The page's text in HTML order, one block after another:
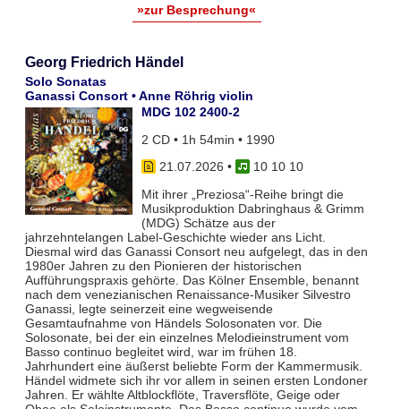
»zur Besprechung«
Georg Friedrich Händel
Solo Sonatas
Ganassi Consort • Anne Röhrig violin
MDG 102 2400-2
2 CD • 1h 54min • 1990
21.07.2026 •
10 10 10
Mit ihrer „Preziosa“-Reihe bringt die
Musikproduktion Dabringhaus & Grimm
(MDG) Schätze aus der
jahrzehntelangen Label-Geschichte wieder ans Licht.
Diesmal wird das Ganassi Consort neu aufgelegt, das in den
1980er Jahren zu den Pionieren der historischen
Aufführungspraxis gehörte. Das Kölner Ensemble, benannt
nach dem venezianischen Renaissance-Musiker Silvestro
Ganassi, legte seinerzeit eine wegweisende
Gesamtaufnahme von Händels Solosonaten vor. Die
Solosonate, bei der ein einzelnes Melodieinstrument vom
Basso continuo begleitet wird, war im frühen 18.
Jahrhundert eine äußerst beliebte Form der Kammermusik.
Händel widmete sich ihr vor allem in seinen ersten Londoner
Jahren. Er wählte Altblockflöte, Traversflöte, Geige oder